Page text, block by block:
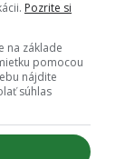
Pozrite si
na základe
pomocou
nájdite
súhlas